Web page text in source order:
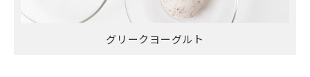
グリークヨーグルト